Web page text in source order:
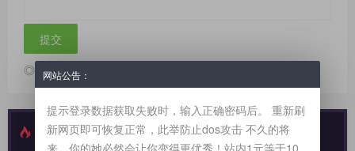
◎欢迎参与讨论，请在这里发表您的看法、交流您的观点。
最新发布 特别推荐
网站公告：
提示登录数据获取失败时，输入正确密码后。 重新刷
新网页即可恢复正常，此举防止dos攻击 不久的将
来，你的她必然会让你变得更优秀！站内1元等于10